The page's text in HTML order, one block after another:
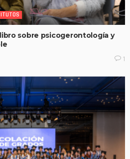
sobre psicogerontología y
1